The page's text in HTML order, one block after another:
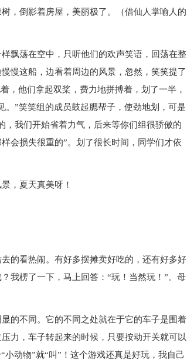
，倒影着房屋，美丽极了。（借仙人掌喻人的
飘荡在空中，只听他们的欢声笑语，回荡在整
慢这船，边看着周边的风景，忽然，笑笑提了
，他们拿起双桨，费力地拼搏着，划了一半，
”笑笑组的成员鼓起腮帮子，使劲地划，可是
，我们开始省着力气，后来等你们组很骄傲的
会损失很重的”。划了很长时间，同学们才依
，夏天真美呀！
的看热闹。有好多摆摊卖好吃的，还有好多好
我楞了一下，马上回答：“玩！当然玩！”。母
的不同。它的不同之处就在于它的车子是围着
力，车子转起来的时候，只要按动开关就可以
动物”就“叫”！这个游戏还真是好玩，我自己